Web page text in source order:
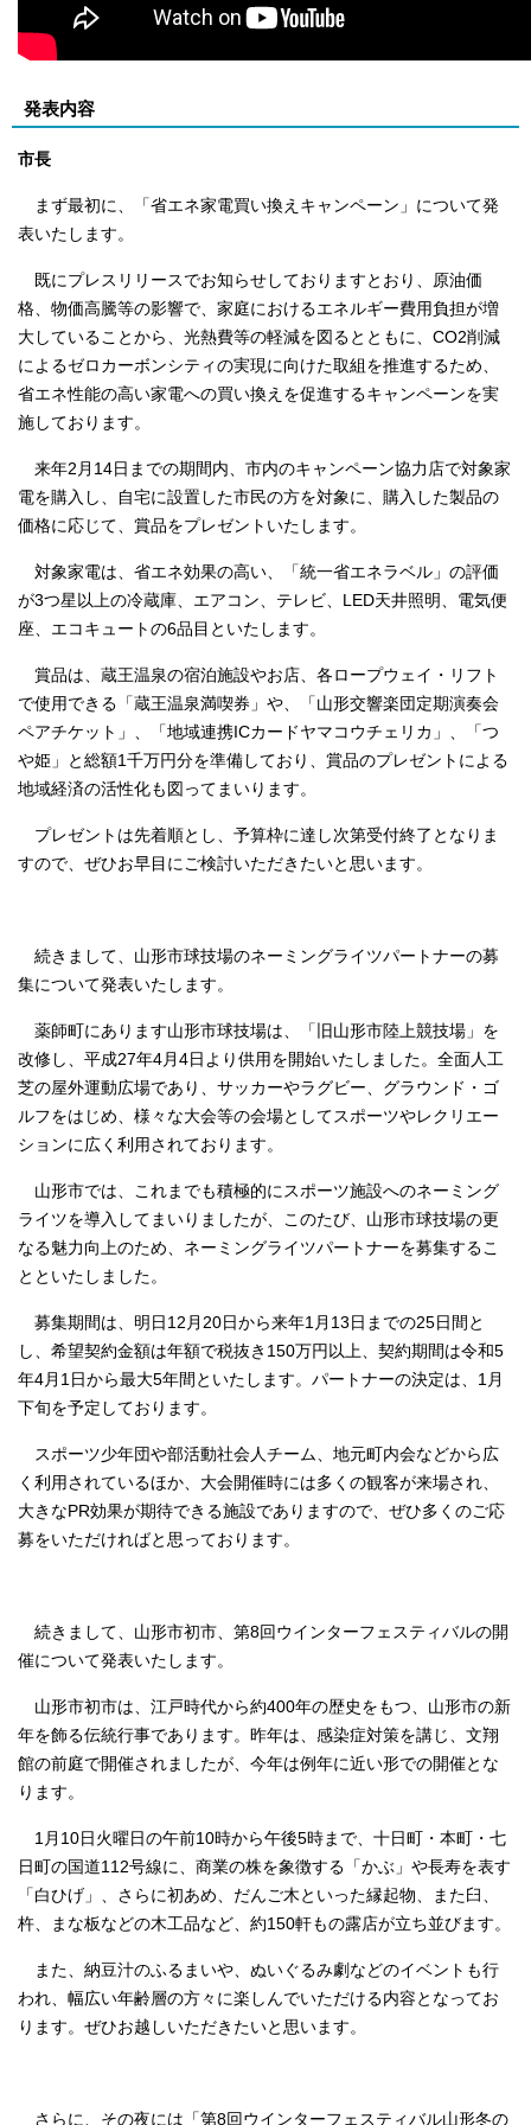
発表内容
市長
まず最初に、「省エネ家電買い換えキャンペーン」について発
表いたします。
既にプレスリリースでお知らせしておりますとおり、原油価
格、物価高騰等の影響で、家庭におけるエネルギー費用負担が増
大していることから、光熱費等の軽減を図るとともに、CO2削減
によるゼロカーボンシティの実現に向けた取組を推進するため、
省エネ性能の高い家電への買い換えを促進するキャンペーンを実
施しております。
来年2月14日までの期間内、市内のキャンペーン協力店で対象家
電を購入し、自宅に設置した市民の方を対象に、購入した製品の
価格に応じて、賞品をプレゼントいたします。
対象家電は、省エネ効果の高い、「統一省エネラベル」の評価
が3つ星以上の冷蔵庫、エアコン、テレビ、LED天井照明、電気便
座、エコキュートの6品目といたします。
賞品は、蔵王温泉の宿泊施設やお店、各ロープウェイ・リフト
で使用できる「蔵王温泉満喫券」や、「山形交響楽団定期演奏会
ペアチケット」、「地域連携ICカードヤマコウチェリカ」、「つ
や姫」と総額1千万円分を準備しており、賞品のプレゼントによる
地域経済の活性化も図ってまいります。
プレゼントは先着順とし、予算枠に達し次第受付終了となりま
すので、ぜひお早目にご検討いただきたいと思います。
続きまして、山形市球技場のネーミングライツパートナーの募
集について発表いたします。
薬師町にあります山形市球技場は、「旧山形市陸上競技場」を
改修し、平成27年4月4日より供用を開始いたしました。全面人工
芝の屋外運動広場であり、サッカーやラグビー、グラウンド・ゴ
ルフをはじめ、様々な大会等の会場としてスポーツやレクリエー
ションに広く利用されております。
山形市では、これまでも積極的にスポーツ施設へのネーミング
ライツを導入してまいりましたが、このたび、山形市球技場の更
なる魅力向上のため、ネーミングライツパートナーを募集するこ
とといたしました。
募集期間は、明日12月20日から来年1月13日までの25日間と
し、希望契約金額は年額で税抜き150万円以上、契約期間は令和5
年4月1日から最大5年間といたします。パートナーの決定は、1月
下旬を予定しております。
スポーツ少年団や部活動社会人チーム、地元町内会などから広
く利用されているほか、大会開催時には多くの観客が来場され、
大きなPR効果が期待できる施設でありますので、ぜひ多くのご応
募をいただければと思っております。
続きまして、山形市初市、第8回ウインターフェスティバルの開
催について発表いたします。
山形市初市は、江戸時代から約400年の歴史をもつ、山形市の新
年を飾る伝統行事であります。昨年は、感染症対策を講じ、文翔
館の前庭で開催されましたが、今年は例年に近い形での開催とな
ります。
1月10日火曜日の午前10時から午後5時まで、十日町・本町・七
日町の国道112号線に、商業の株を象徴する「かぶ」や長寿を表す
「白ひげ」、さらに初あめ、だんご木といった縁起物、また臼、
杵、まな板などの木工品など、約150軒もの露店が立ち並びます。
また、納豆汁のふるまいや、ぬいぐるみ劇などのイベントも行
われ、幅広い年齢層の方々に楽しんでいただける内容となってお
ります。ぜひお越しいただきたいと思います。
さらに、その夜には「第8回ウインターフェスティバル山形冬の